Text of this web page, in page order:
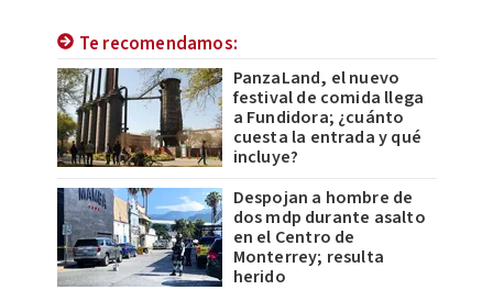
Te recomendamos:
PanzaLand, el nuevo
festival de comida llega
a Fundidora; ¿cuánto
cuesta la entrada y qué
incluye?
Despojan a hombre de
dos mdp durante asalto
en el Centro de
Monterrey; resulta
herido